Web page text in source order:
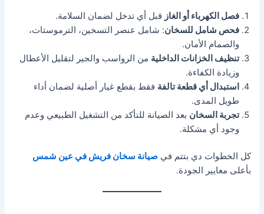
فصل الكهرباء أو الغاز قبل أي تدخل لضمان السلامة.
فحص شامل للسخان: شامل عنصر التسخين، الترموستات،
والصمام الأمان.
تنظيف الخزانات الداخلية من الرواسب والجير لتقليل الأعطال
وزيادة الكفاءة.
استبدال أي قطعة تالفة فقط بقطع غيار أصلية لضمان أداء
طويل المدى.
تجربة السخان بعد الصيانة للتأكد من التشغيل الطبيعي وعدم
وجود أي مشكلة.
كل الخطوات دي بتتم فيصيانة سخان فريش في عين شمس
بأعلى معايير الجودة.